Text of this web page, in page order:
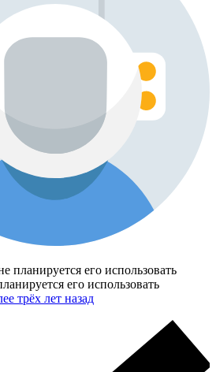
планируется его использовать
его использовать
трёх лет назад